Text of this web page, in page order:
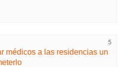
5
médicos a las residencias un